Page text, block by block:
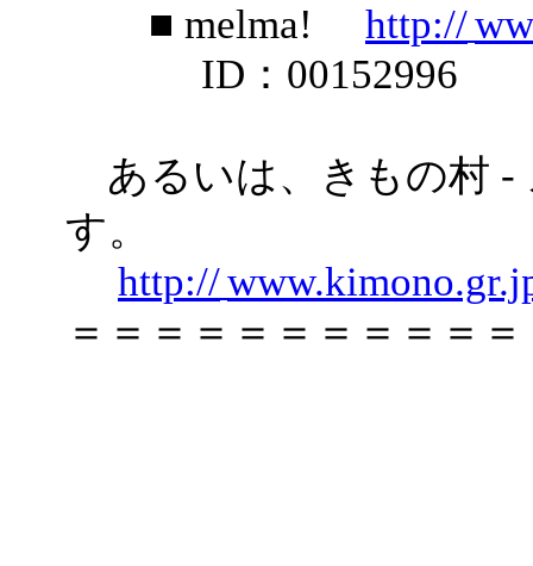
■ melma! http://
ID：00152996
あるいは、きもの村 -
す。
http://
＝＝＝＝＝＝＝＝＝＝